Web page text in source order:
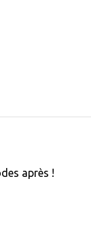
après !